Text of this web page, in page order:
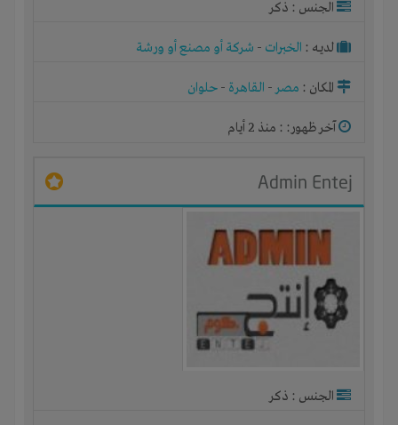
الجنس : ذكر
لديـه : الخبرات - شركة أو مصنع أو ورشة
المكان : مصر- القاهرة - حلوان
آخر ظهور: : منذ 2 أيام
Admin Entej
الجنس : ذكر